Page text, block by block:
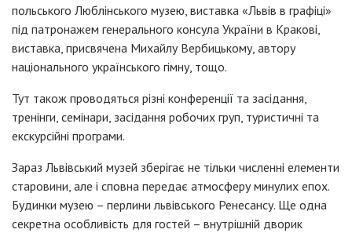
польського Люблінського музею, виставка «Львів в графіці»
під патронажем генерального консула України в Кракові,
виставка, присвячена Михайлу Вербицькому, автору
національного українського гімну, тощо.
Тут також проводяться різні конференції та засідання,
тренінги, семінари, засідання робочих груп, туристичні та
екскурсійні програми.
Зараз Львівський музей зберігає не тільки численні елементи
старовини, але і сповна передає атмосферу минулих епох.
Будинки музею – перлини львівського Ренесансу. Ще одна
секретна особливість для гостей – внутрішній дворик